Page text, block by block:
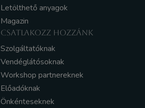
Letölthető anyagok
Magazin
CSATLAKOZZ HOZZÁNK
Szolgáltatóknak
Vendéglátósoknak
Workshop partnereknek
Előadóknak
Önkénteseknek